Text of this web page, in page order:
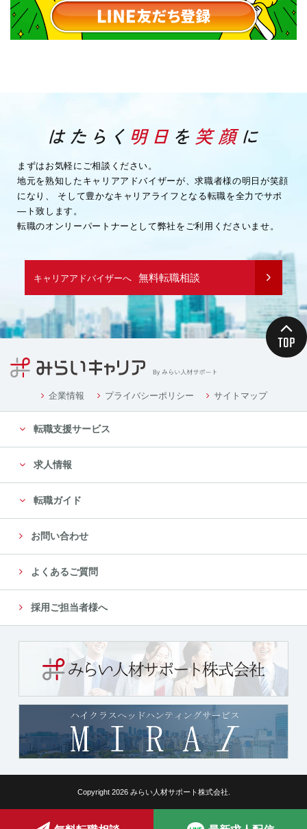
まずはお気軽にご相談ください。
地元を熟知したキャリアアドバイザーが、求職者様の明日が笑顔
になり、
そして豊かなキャリアライフとなる転職を全力でサポ
―ト致します。
転職のオンリーパートナーとして弊社をご利用くださいませ。
キャリアアドバイザーへ 無料転職相談
企業情報 プライバシーポリシー サイトマップ
転職支援サービス
求人情報
転職ガイド
お問い合わせ
よくあるご質問
採用ご担当者様へ
Copyright 2026 みらい人材サポート株式会社.